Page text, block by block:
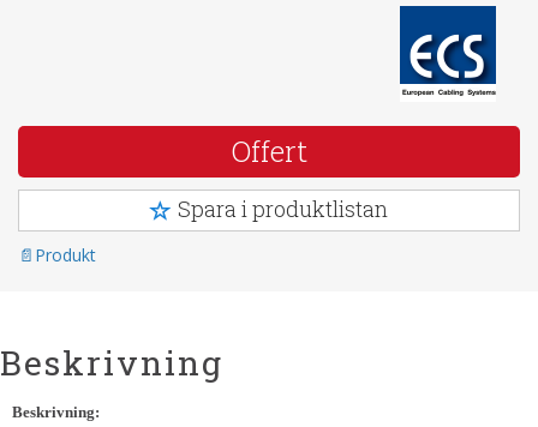
Offert
Spara i produktlistan
Produkt
Beskrivning
Beskrivning: